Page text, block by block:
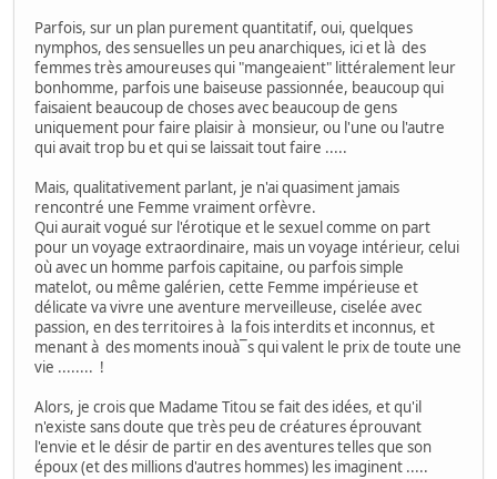
Parfois, sur un plan purement quantitatif, oui, quelques
nymphos, des sensuelles un peu anarchiques, ici et là des
femmes très amoureuses qui "mangeaient" littéralement leur
bonhomme, parfois une baiseuse passionnée, beaucoup qui
faisaient beaucoup de choses avec beaucoup de gens
uniquement pour faire plaisir à monsieur, ou l'une ou l'autre
qui avait trop bu et qui se laissait tout faire .....
Mais, qualitativement parlant, je n'ai quasiment jamais
rencontré une Femme vraiment orfèvre.
Qui aurait vogué sur l'érotique et le sexuel comme on part
pour un voyage extraordinaire, mais un voyage intérieur, celui
où avec un homme parfois capitaine, ou parfois simple
matelot, ou même galérien, cette Femme impérieuse et
délicate va vivre une aventure merveilleuse, ciselée avec
passion, en des territoires à la fois interdits et inconnus, et
menant à des moments inouà¯s qui valent le prix de toute une
vie ........ !
Alors, je crois que Madame Titou se fait des idées, et qu'il
n'existe sans doute que très peu de créatures éprouvant
l'envie et le désir de partir en des aventures telles que son
époux (et des millions d'autres hommes) les imaginent .....